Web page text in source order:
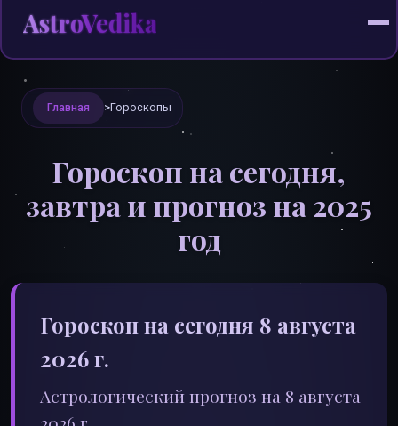
AstroVedika
Главная >Гороскопы
Гороскоп на сегодня,
завтра и прогноз на 2025
год
Гороскоп на сегодня 8 августа
2026 г.
Астрологический прогноз на 8 августа